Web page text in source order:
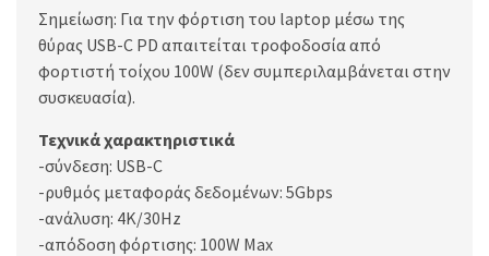
Σημείωση: Για την φόρτιση του laptop μέσω της
θύρας USB-C PD απαιτείται τροφοδοσία από
φορτιστή τοίχου 100W (δεν συμπεριλαμβάνεται στην
συσκευασία).
Τεχνικά χαρακτηριστικά
-σύνδεση: USB-C
-ρυθμός μεταφοράς δεδομένων: 5Gbps
-ανάλυση: 4K/30Hz
-απόδοση φόρτισης: 100W Max